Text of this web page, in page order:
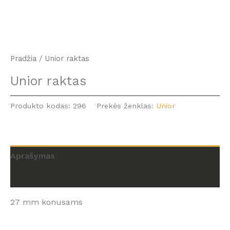
Pradžia / Unior raktas
Unior raktas
Produkto kodas: 296 Prekės ženklas: Unior
Aprašymas
27 mm konusams